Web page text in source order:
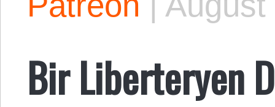
Bir Liberteryen